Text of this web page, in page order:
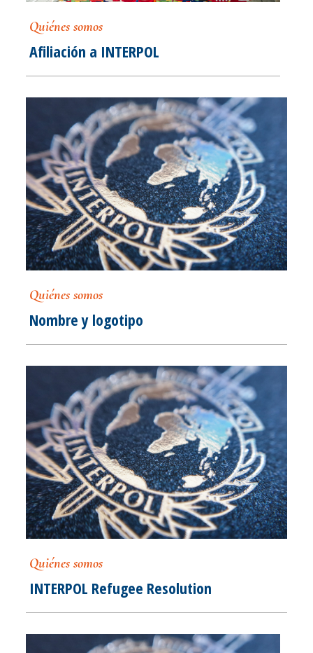
Quiénes somos
Afiliación a INTERPOL
Quiénes somos
Nombre y logotipo
Quiénes somos
INTERPOL Refugee Resolution